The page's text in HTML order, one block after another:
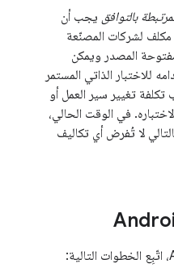
بالتوافق يجب أن
لشركات المصنّعة
المصدر ويمكن
للاختبار الذاتي المستمر
تكلفة تغيير سير العمل أو
في الوقت الحالي،
لا تُفرض أي تكاليف